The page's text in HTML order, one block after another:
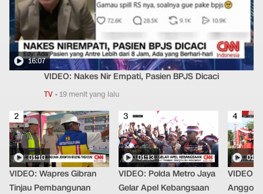
16:07
VIDEO: Nakes Nir Empati, Pasien BPJS Dicaci
TV • 19 menit yang lalu
2
01:10
VIDEO: Wapres Gibran
Tinjau Pembangunan
3
01:13
VIDEO: Polda Metro Jaya
Gelar Apel Kebangsaan
4
VIDEO:
Anggota